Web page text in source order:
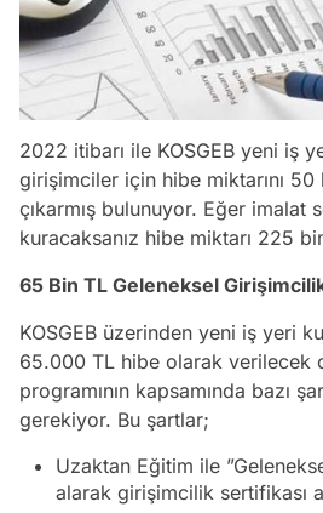
2022 itibarı ile KOSGEB yeni iş
girişimciler için hibe miktarını
çıkarmış bulunuyor. Eğer imalat
kuracaksanız hibe miktarı 225
65 Bin TL Geleneksel
KOSGEB üzerinden yeni iş yeri
65.000 TL hibe olarak verilecek
programının kapsamında bazı
gerekiyor. Bu şartlar;
Uzaktan Eğitim ile
alarak girişimcilik sertifikası